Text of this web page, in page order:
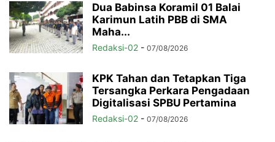
Dua Babinsa Koramil 01 Balai
Karimun Latih PBB di SMA
Maha...
Redaksi-02 - 07/08/2026
KPK Tahan dan Tetapkan Tiga
Tersangka Perkara Pengadaan
Digitalisasi SPBU Pertamina
Redaksi-02 - 07/08/2026